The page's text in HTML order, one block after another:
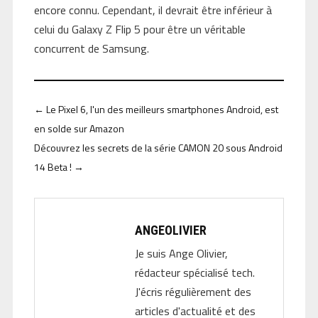
encore connu. Cependant, il devrait être inférieur à
celui du Galaxy Z Flip 5 pour être un véritable
concurrent de Samsung.
← Le Pixel 6, l'un des meilleurs smartphones Android, est
en solde sur Amazon
Découvrez les secrets de la série CAMON 20 sous Android
14 Beta ! →
ANGEOLIVIER
Je suis Ange Olivier,
rédacteur spécialisé tech.
J'écris régulièrement des
articles d'actualité et des